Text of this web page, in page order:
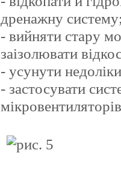
дренажну
- вийняти стару
заізолювати
- усунути
- застосувати